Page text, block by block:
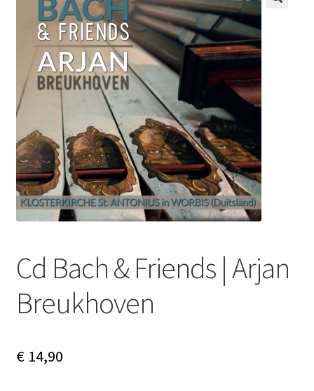
Account
Nieuws
Klantenservice
Retour
Cd Bach & Friends | Arjan
Breukhoven
€14,90